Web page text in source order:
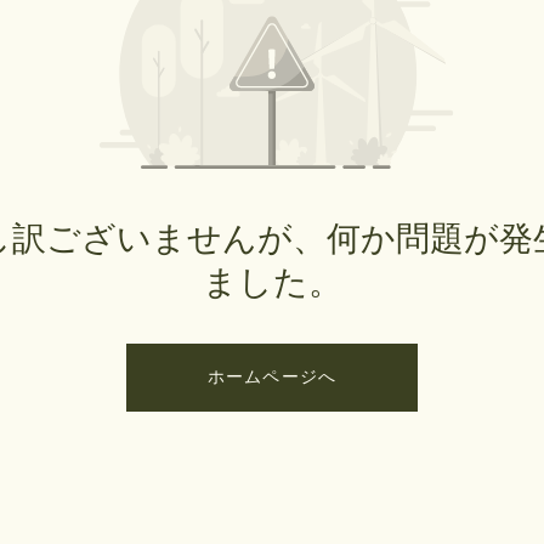
訳ございませんが、何か問題が発
ました。
ホームページへ